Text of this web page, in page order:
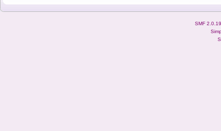
SMF 2.0.19